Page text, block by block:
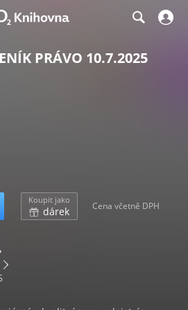
PRÁVO 10.7.2025
Koupit jako
dárek Cena včetně DPH